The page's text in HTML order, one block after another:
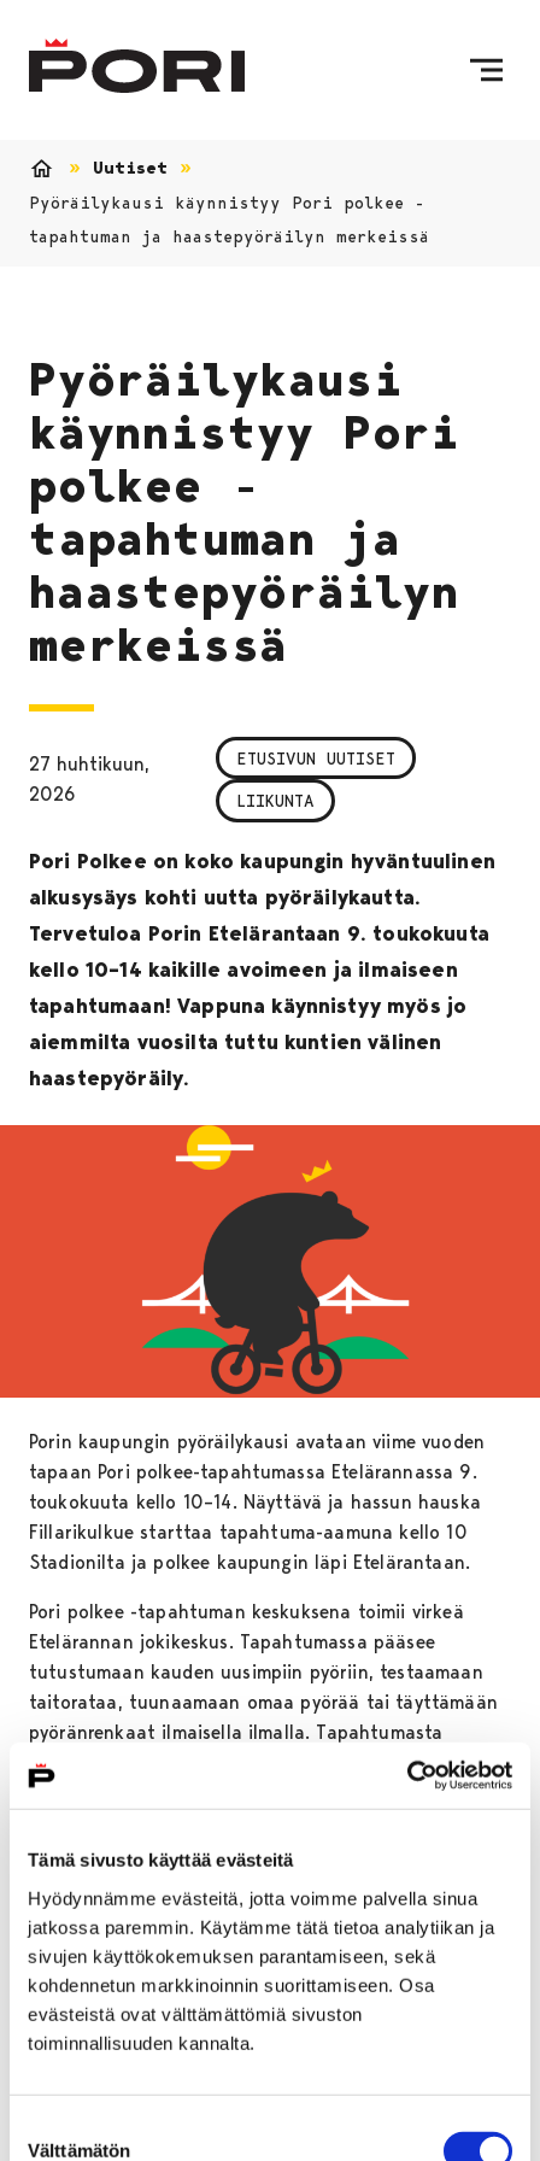
Tämä sivusto käyttää evästeitä
Hyödynnämme evästeitä, jotta voimme palvella sinua
jatkossa paremmin. Käytämme tätä tietoa analytiikan ja
sivujen käyttökokemuksen parantamiseen, sekä
kohdennetun markkinoinnin suorittamiseen. Osa
evästeistä ovat välttämättömiä sivuston
toiminnallisuuden kannalta.
valinta
Välttämätön
Uutiset
Pyöräilykausi käynnistyy Pori polkee -
tapahtuman ja haastepyöräilyn merkeissä
Pyöräilykausi
käynnistyy Pori
polkee -
tapahtuman ja
haastepyöräilyn
merkeissä
27 huhtikuun,
2026
ETUSIVUN UUTISET
LIIKUNTA
Pori Polkee on koko kaupungin hyväntuulinen
alkusysäys kohti uutta pyöräilykautta.
Tervetuloa Porin Etelärantaan 9. toukokuuta
kello 10–14 kaikille avoimeen ja ilmaiseen
tapahtumaan! Vappuna käynnistyy myös jo
aiemmilta vuosilta tuttu kuntien välinen
haastepyöräily.
Porin kaupungin pyöräilykausi avataan viime vuoden
tapaan Pori polkee-tapahtumassa Etelärannassa 9.
toukokuuta kello 10–14. Näyttävä ja hassun hauska
Fillarikulkue starttaa tapahtuma-aamuna kello 10
Stadionilta ja polkee kaupungin läpi Etelärantaan.
Pori polkee -tapahtuman keskuksena toimii virkeä
Etelärannan jokikeskus. Tapahtumassa pääsee
tutustumaan kauden uusimpiin pyöriin, testaamaan
taitorataa, tuunaamaan omaa pyörää tai täyttämään
pyöränrenkaat ilmaisella ilmalla. Tapahtumasta
startataan myös useille erityyppisille yhteislenkeille.
– Osallistuminen on hauskaa ja samalla vaikutamme
fillarointia näkyväksi isolla joukolla. Päivän
kattauksesta voi valita juuri itselleen sopivan lenkin,
oli tavoitteena sitten itsesi haastaminen tai
rauhallisempi nautiskelu, kannustaa liikunnanohjaaja
Jenni Taimi
Yhteislenkkien vaihtoehtoja pääsee tutkimaan
ylipäätään kannattaa tulla piipahtamaan omalla